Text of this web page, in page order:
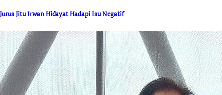
Jurus Jitu Irwan Hidayat Hadapi Isu Negatif